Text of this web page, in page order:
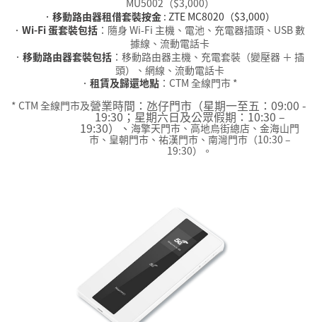
． 移動路由器租借套裝按金 : ZTE MC8020（$3,000）
• Wi-Fi蛋套裝包括 ：隨身 Wi-Fi 主機、電池、充電器插頭、 USB數
據線、流動電話卡
． 移動路由器套裝包括 ：移動路由器主機、充電套裝（變壓器 ＋ 插
頭）、網線、流動電話卡
• 租賃及歸還地點： CTM 全線門市 *
* CTM 全線門市及營業時間：氹仔門市（星期一至五：09:00 -
19:30；星期六日及公眾假期：10:30 –
19:30）、海擎天門市、高地烏街總店、金海山門
巿、皇朝門市、祐漢門巿、 南灣門巿（10:30 –
19:30）
。